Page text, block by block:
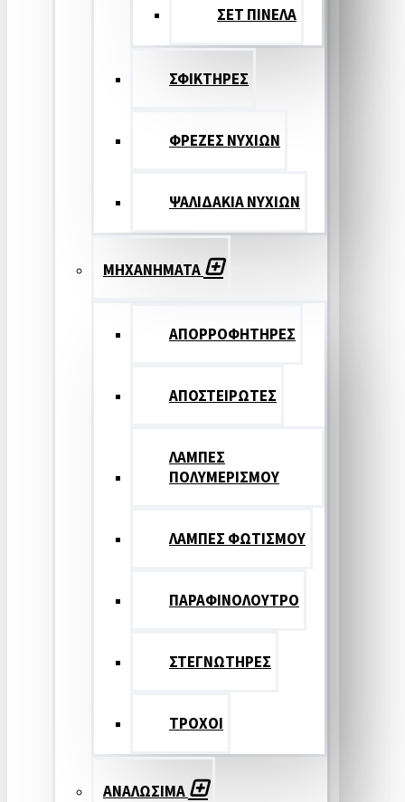
ΣΕΤ ΠΙΝΕΛA
ΣΦΙΚΤΗΡΕΣ
ΦΡΕΖΕΣ ΝΥΧΙΩΝ
ΨΑΛΙΔΑΚΙΑ ΝΥΧΙΩΝ
ΜΗΧΑΝΗΜΑΤΑ
ΑΠΟΡΡΟΦΗΤΗΡΕΣ
ΑΠΟΣΤΕΙΡΩΤΕΣ
ΛΑΜΠΕΣ
ΠΟΛΥΜΕΡΙΣΜΟΥ
ΛΑΜΠΕΣ ΦΩΤΙΣΜΟΥ
ΠΑΡΑΦΙΝΟΛΟΥΤΡΟ
ΣΤΕΓΝΩΤΗΡΕΣ
ΤΡΟΧΟΙ
ΑΝΑΛΩΣΙΜΑ